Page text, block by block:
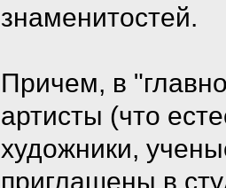
знаменитостей.
Причем, в
артисты (что
художники,
приглашены в